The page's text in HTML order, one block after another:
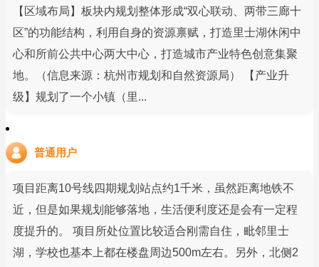
【区域布局】板块内规划整体形成“双心联动、两带三廊十
区”的功能结构，利用自身的资源禀赋，打造里士湖休闲中
心和所前公共中心两大中心，打造城市产业特色创意集聚
地。（信息来源：杭州市规划和自然资源局） 【产业升
级】规划了一个小镇（里...
普通用户
项目距离10号线四期规划站点约1千米，虽然距离地铁不
近，但是如果规划能够落地，生活便利度还是会有一定程
度提升的。 项目所处位置比较适合刚需自住，毗邻里士
湖，学校也基本上都在楼盘周边500m左右。另外，北侧2